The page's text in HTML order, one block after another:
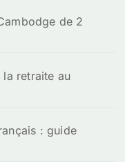
de 2
la retraite au
: guide